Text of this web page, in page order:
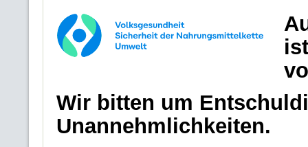
Wir bitten um
Unannehmlichkeiten.